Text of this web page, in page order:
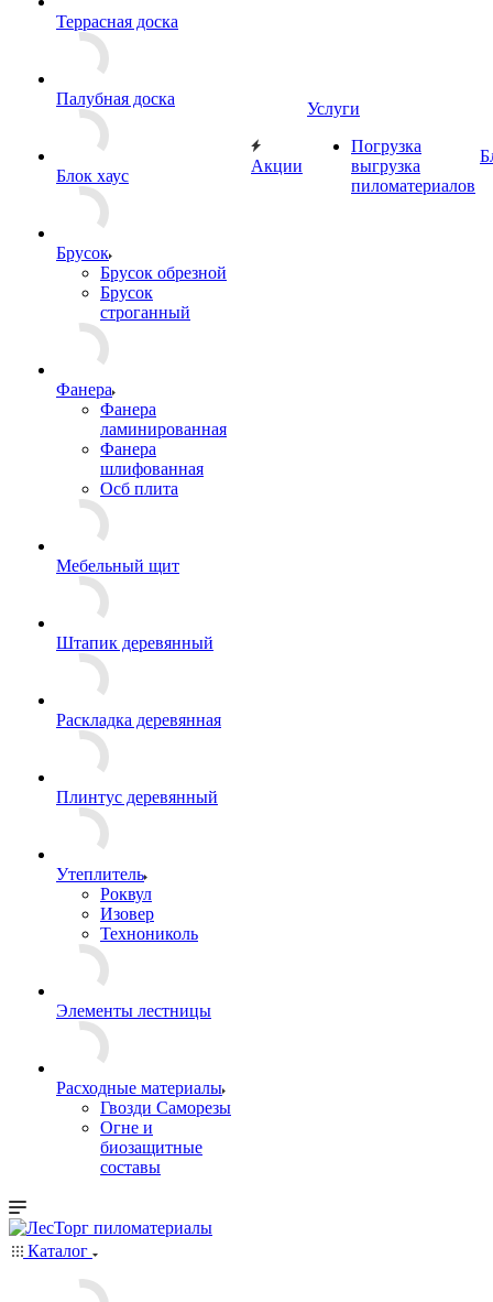
Террасная доска
Палубная доска
Блок хаус
Брусок
Брусок обрезной
Брусок
строганный
Фанера
Фанера
ламинированная
Фанера
шлифованная
Осб плита
Мебельный щит
Штапик деревянный
Раскладка деревянная
Плинтус деревянный
Утеплитель
Роквул
Изовер
Технониколь
Элементы лестницы
Расходные материалы
Гвозди Саморезы
Огне и
биозащитные
составы
Акции
Услуги
Погрузка
выгрузка
пиломатериалов
Каталог